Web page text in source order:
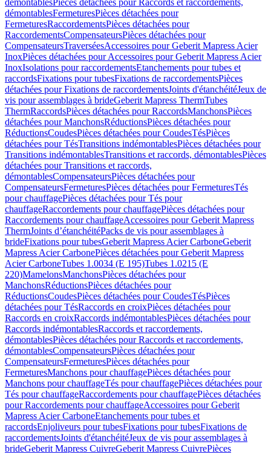
démontablesPièces détachées pour Raccords et raccordements,
démontablesFermeturesPièces détachées pour
FermeturesRaccordementsPièces détachées pour
RaccordementsCompensateursPièces détachées pour
CompensateursTraverséesAccessoires pour Geberit Mapress Acier
InoxPièces détachées pour Accessoires pour Geberit Mapress Acier
InoxIsolations pour raccordementsEtanchements pour tubes et
raccordsFixations pour tubesFixations de raccordementsPièces
détachées pour Fixations de raccordementsJoints d'étanchéitéJeux de
vis pour assemblages à brideGeberit Mapress ThermTubes
ThermRaccordsPièces détachées pour RaccordsManchonsPièces
détachées pour ManchonsRéductionsPièces détachées pour
RéductionsCoudesPièces détachées pour CoudesTésPièces
détachées pour TésTransitions indémontablesPièces détachées pour
Transitions indémontablesTransitions et raccords, démontablesPièces
détachées pour Transitions et raccords,
démontablesCompensateursPièces détachées pour
CompensateursFermeturesPièces détachées pour FermeturesTés
pour chauffagePièces détachées pour Tés pour
chauffageRaccordements pour chauffagePièces détachées pour
Raccordements pour chauffageAccessoires pour Geberit Mapress
ThermJoints d’étanchéitéPacks de vis pour assemblages à
brideFixations pour tubesGeberit Mapress Acier CarboneGeberit
Mapress Acier CarbonePièces détachées pour Geberit Mapress
Acier CarboneTubes 1.0034 (E 195)Tubes 1.0215 (E
220)MamelonsManchonsPièces détachées pour
ManchonsRéductionsPièces détachées pour
RéductionsCoudesPièces détachées pour CoudesTésPièces
détachées pour TésRaccords en croixPièces détachées pour
Raccords en croixRaccords indémontablesPièces détachées pour
Raccords indémontablesRaccords et raccordements,
démontablesPièces détachées pour Raccords et raccordements,
démontablesCompensateursPièces détachées pour
CompensateursFermeturesPièces détachées pour
FermeturesManchons pour chauffagePièces détachées pour
Manchons pour chauffageTés pour chauffagePièces détachées pour
Tés pour chauffageRaccordements pour chauffagePièces détachées
pour Raccordements pour chauffageAccessoires pour Geberit
Mapress Acier CarboneEtanchements pour tubes et
raccordsEnjoliveurs pour tubesFixations pour tubesFixations de
raccordementsJoints d'étanchéitéJeux de vis pour assemblages à
brideGeberit Mapress CuivreGeberit Mapress CuivrePièces